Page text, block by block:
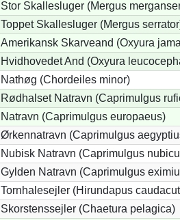
Stor Skallesluger (Mergus
Toppet Skallesluger (Mergus
Amerikansk Skarveand (Oxyura
Hvidhovedet And (Oxyura
Nathøg (Chordeiles minor)
Rødhalset Natravn (Caprimulgus
Natravn (Caprimulgus europaeus)
Ørkennatravn (Caprimulgus
Nubisk Natravn (Caprimulgus
Gylden Natravn (Caprimulgus
Tornhalesejler (Hirundapus
Skorstenssejler (Chaetura pelagica)